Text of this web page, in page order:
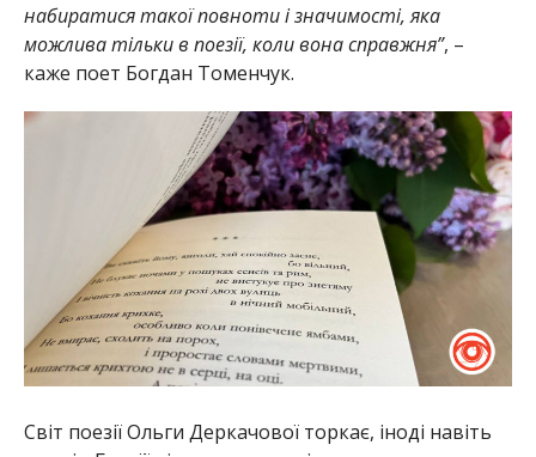
набиратися такої повноти і значимості, яка
можлива тільки в поезії, коли вона справжня”, –
каже поет Богдан Томенчук.
Світ поезії Ольги Деркачової торкає, іноді навіть